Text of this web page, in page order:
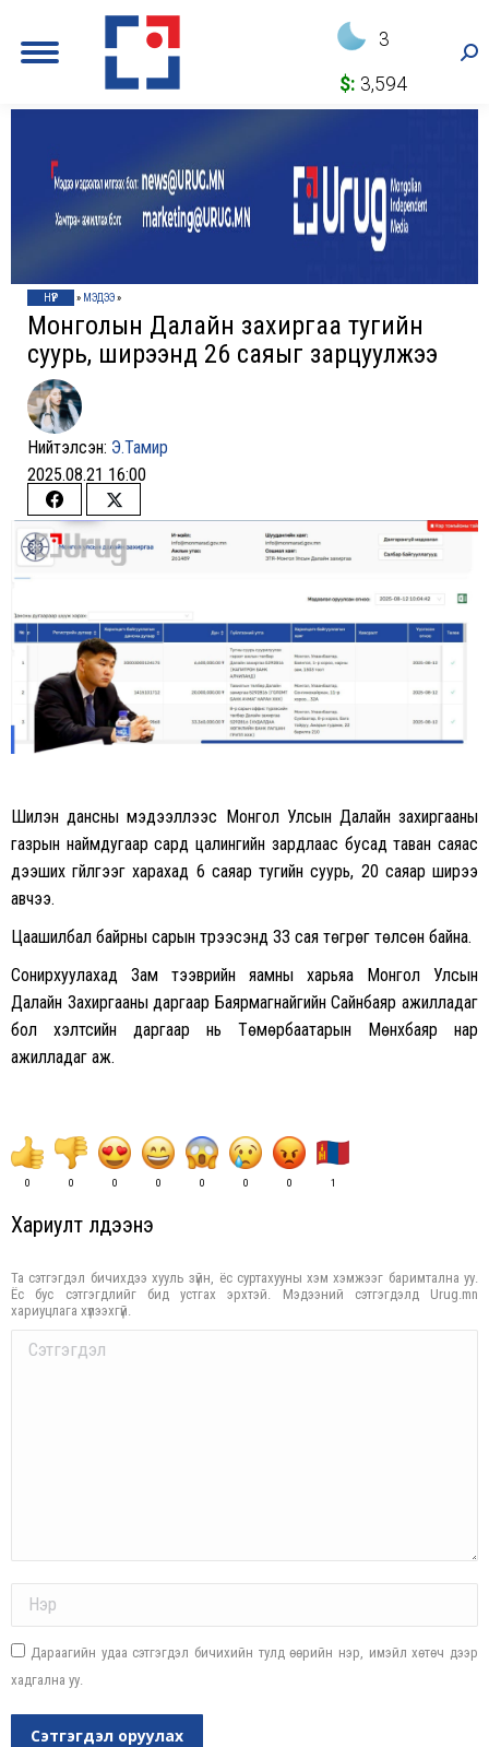
3
$: 3,594
НҮҮР » МЭДЭЭ»
Монголын Далайн захиргаа тугийн
суурь, ширээнд 26 саяыг зарцуулжээ
Нийтэлсэн: Э.Тамир
2025.08.21 16:00
Share
on
Share
on
Шилэн дансны мэдээллээс Монгол Улсын Далайн захиргааны
газрын наймдугаар сард цалингийн зардлаас бусад таван саяас
дээших гүйлгээг харахад 6 саяар тугийн суурь, 20 саяар ширээ
авчээ.
Цаашилбал байрны сарын түрээсэнд 33 сая төгрөг төлсөн байна.
Сонирхуулахад Зам тээврийн яамны харьяа Монгол Улсын
Далайн Захиргааны даргаар Баярмагнайгийн Сайнбаяр ажилладаг
бол хэлтсийн даргаар нь Төмөрбаатарын Мөнхбаяр нар
ажилладаг аж.
0 0 0 0 0 0 0 1
Хариулт үлдээнэ үү
Та сэтгэгдэл бичихдээ хууль зүйн, ёс суртахууны хэм хэмжээг баримтална уу.
Ёс бус сэтгэгдлийг бид устгах эрхтэй. Мэдээний сэтгэгдэлд Urug.mn
хариуцлага хүлээхгүй.
Comment
Дараагийн удаа сэтгэгдэл бичихийн тулд өөрийн нэр, имэйл хөтөч дээр
хадгална уу.
Сэтгэгдэл оруулах